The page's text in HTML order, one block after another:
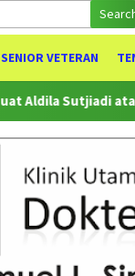
SENIOR VETERAN
Prestasinya